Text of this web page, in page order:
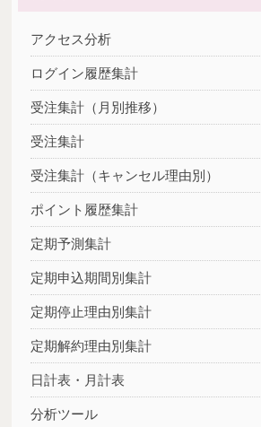
アクセス分析
ログイン履歴集計
受注集計（月別推移）
受注集計
受注集計（キャンセル理由別）
ポイント履歴集計
定期予測集計
定期申込期間別集計
定期停止理由別集計
定期解約理由別集計
日計表・月計表
分析ツール